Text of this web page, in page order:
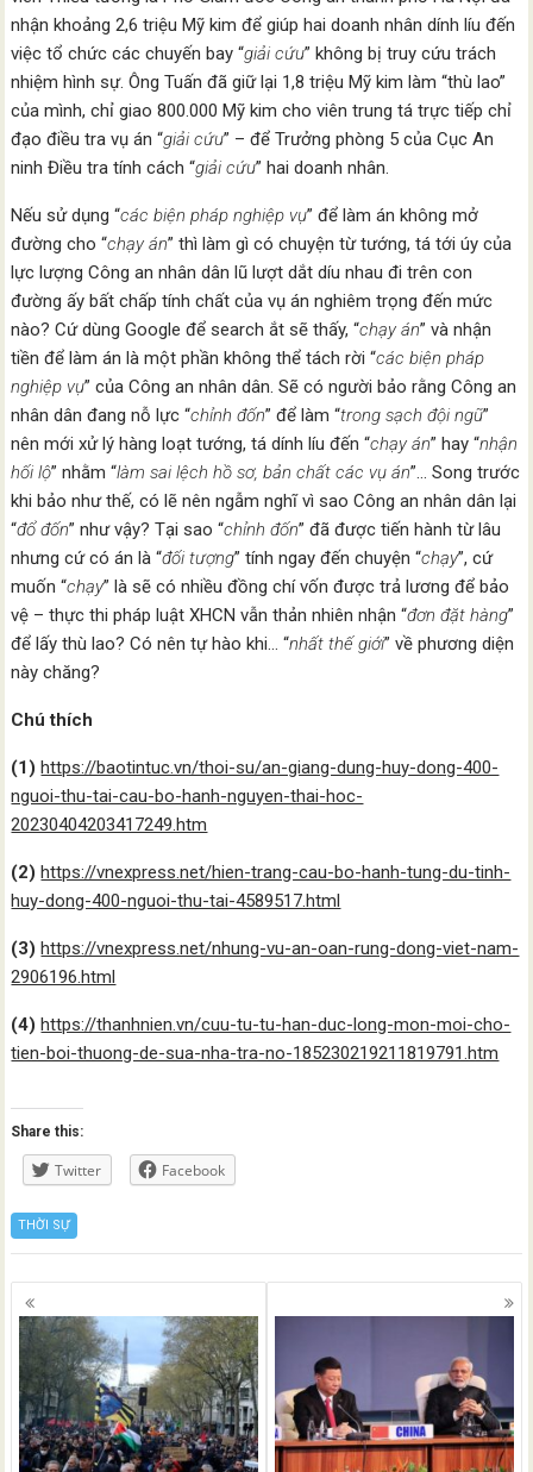
nhận khoảng 2,6 triệu Mỹ kim để giúp hai doanh nhân dính líu đến
việc tổ chức các chuyến bay “giải cứu” không bị truy cứu trách
nhiệm hình sự. Ông Tuấn đã giữ lại 1,8 triệu Mỹ kim làm “thù lao”
của mình, chỉ giao 800.000 Mỹ kim cho viên trung tá trực tiếp chỉ
đạo điều tra vụ án “giải cứu” – để Trưởng phòng 5 của Cục An
ninh Điều tra tính cách “giải cứu” hai doanh nhân.
Nếu sử dụng “các biện pháp nghiệp vụ” để làm án không mở
đường cho “chạy án” thì làm gì có chuyện từ tướng, tá tới úy của
lực lượng Công an nhân dân lũ lượt dắt díu nhau đi trên con
đường ấy bất chấp tính chất của vụ án nghiêm trọng đến mức
nào? Cứ dùng Google để search ắt sẽ thấy, “chạy án” và nhận
tiền để làm án là một phần không thể tách rời “các biện pháp
nghiệp vụ” của Công an nhân dân. Sẽ có người bảo rằng Công an
nhân dân đang nỗ lực “chỉnh đốn” để làm “trong sạch đội ngũ”
nên mới xử lý hàng loạt tướng, tá dính líu đến “chạy án” hay “nhận
hối lộ” nhằm “làm sai lệch hồ sơ, bản chất các vụ án”… Song trước
khi bảo như thế, có lẽ nên ngẫm nghĩ vì sao Công an nhân dân lại
“đổ đốn” như vậy? Tại sao “chỉnh đốn” đã được tiến hành từ lâu
nhưng cứ có án là “đối tượng” tính ngay đến chuyện “chạy”, cứ
muốn “chạy” là sẽ có nhiều đồng chí vốn được trả lương để bảo
vệ – thực thi pháp luật XHCN vẫn thản nhiên nhận “đơn đặt hàng”
để lấy thù lao? Có nên tự hào khi… “nhất thế giới” về phương diện
này chăng?
Chú thích
(1)https://baotintuc.vn/thoi-su/an-giang-dung-huy-dong-400-
nguoi-thu-tai-cau-bo-hanh-nguyen-thai-hoc-
20230404203417249.htm
(2)https://vnexpress.net/hien-trang-cau-bo-hanh-tung-du-tinh-
huy-dong-400-nguoi-thu-tai-4589517.html
(3)https://vnexpress.net/nhung-vu-an-oan-rung-dong-viet-nam-
2906196.html
(4)https://thanhnien.vn/cuu-tu-tu-han-duc-long-mon-moi-cho-
tien-boi-thuong-de-sua-nha-tra-no-185230219211819791.htm
Share this:
Twitter Facebook
THỜI SỰ
Posts
navigation